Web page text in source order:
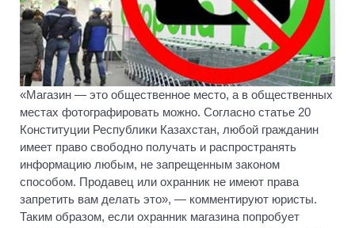
«Магазин — это общественное место, а в общественных
местах фотографировать можно. Согласно статье 20
Конституции Республики Казахстан, любой гражданин
имеет право свободно получать и распространять
информацию любым, не запрещенным законом
способом. Продавец или охранник не имеют права
запретить вам делать это», — комментируют юристы.
Таким образом, если охранник магазина попробует